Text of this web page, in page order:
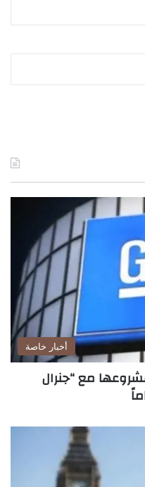
أخبار خاصة
مع “جنرال